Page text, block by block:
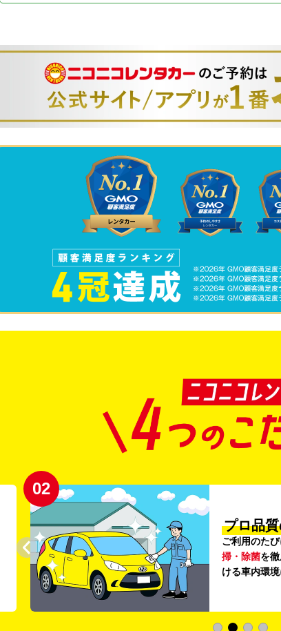
02
プロ品
ご利用のた
掃・除菌を
ける車内環